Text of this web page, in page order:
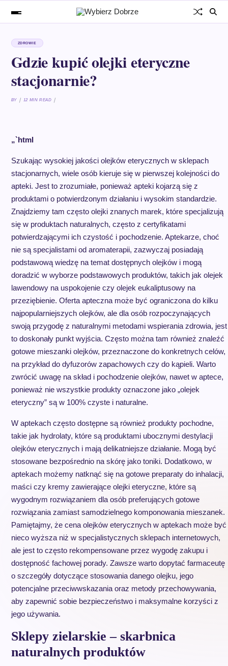
ZDROWIE
Gdzie kupić olejki eteryczne
stacjonarnie?
BY 12 MIN READ
„`html
Szukając wysokiej jakości olejków eterycznych w sklepach
stacjonarnych, wiele osób kieruje się w pierwszej kolejności do
apteki. Jest to zrozumiałe, ponieważ apteki kojarzą się z
produktami o potwierdzonym działaniu i wysokim standardzie.
Znajdziemy tam często olejki znanych marek, które specjalizują
się w produktach naturalnych, często z certyfikatami
potwierdzającymi ich czystość i pochodzenie. Aptekarze, choć
nie są specjalistami od aromaterapii, zazwyczaj posiadają
podstawową wiedzę na temat dostępnych olejków i mogą
doradzić w wyborze podstawowych produktów, takich jak olejek
lawendowy na uspokojenie czy olejek eukaliptusowy na
przeziębienie. Oferta apteczna może być ograniczona do kilku
najpopularniejszych olejków, ale dla osób rozpoczynających
swoją przygodę z naturalnymi metodami wspierania zdrowia, jest
to doskonały punkt wyjścia. Często można tam również znaleźć
gotowe mieszanki olejków, przeznaczone do konkretnych celów,
na przykład do dyfuzorów zapachowych czy do kąpieli. Warto
zwrócić uwagę na skład i pochodzenie olejków, nawet w aptece,
ponieważ nie wszystkie produkty oznaczone jako „olejek
eteryczny” są w 100% czyste i naturalne.
W aptekach często dostępne są również produkty pochodne,
takie jak hydrolaty, które są produktami ubocznymi destylacji
olejków eterycznych i mają delikatniejsze działanie. Mogą być
stosowane bezpośrednio na skórę jako toniki. Dodatkowo, w
aptekach możemy natknąć się na gotowe preparaty do inhalacji,
maści czy kremy zawierające olejki eteryczne, które są
wygodnym rozwiązaniem dla osób preferujących gotowe
rozwiązania zamiast samodzielnego komponowania mieszanek.
Pamiętajmy, że cena olejków eterycznych w aptekach może być
nieco wyższa niż w specjalistycznych sklepach internetowych,
ale jest to często rekompensowane przez wygodę zakupu i
dostępność fachowej porady. Zawsze warto dopytać farmaceutę
o szczegóły dotyczące stosowania danego olejku, jego
potencjalne przeciwwskazania oraz metody przechowywania,
aby zapewnić sobie bezpieczeństwo i maksymalne korzyści z
jego używania.
Sklepy zielarskie – skarbnica
naturalnych produktów